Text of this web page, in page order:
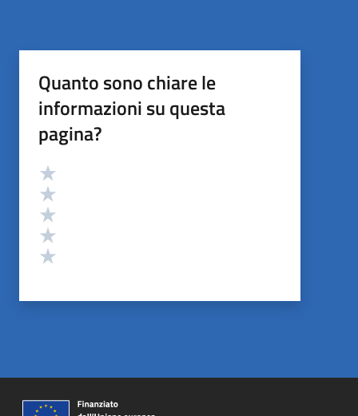
Quanto sono chiare le
informazioni su questa
pagina?
Valutazione